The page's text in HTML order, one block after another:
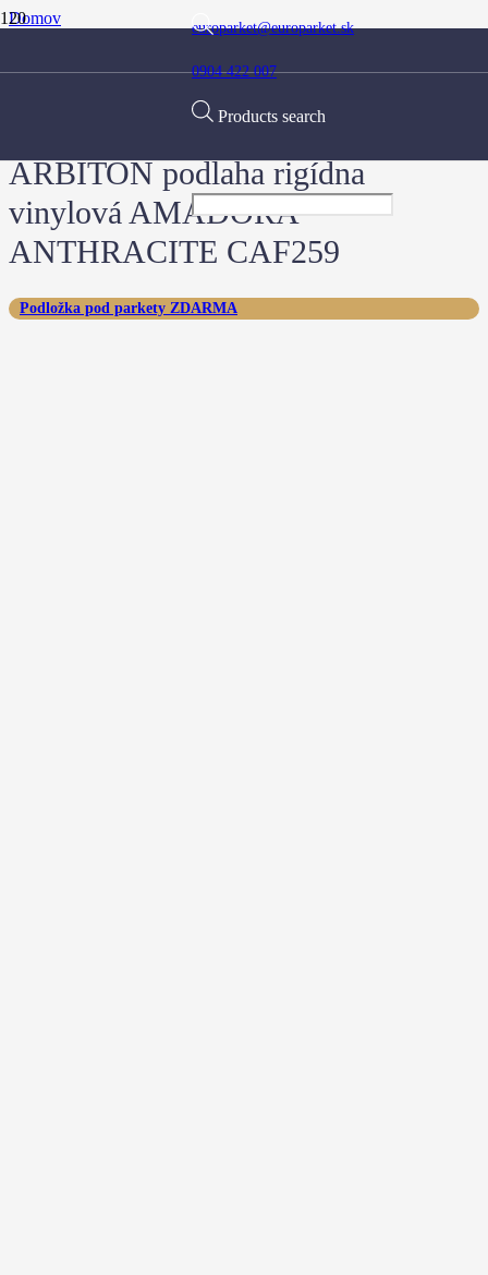
europarket@europarket.sk
0904 422 007
Products search
Domov
Kolekcia Amaron Forma
ARBITON podlaha rigídna vinylová AMADORA ANTHRACITE
ARBITON podlaha rigídna
vinylová AMADORA
ANTHRACITE CAF259
Podložka pod parkety ZDARMA